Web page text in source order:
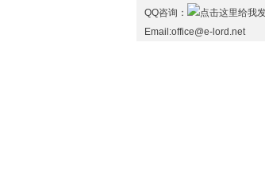
QQ咨询：
Email:office@e-lord.net